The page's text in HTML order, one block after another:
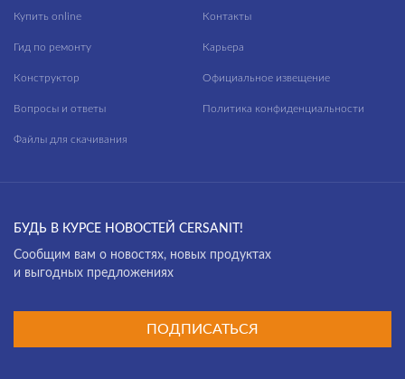
Купить online
Гид по ремонту
Конструктор
Вопросы и ответы
Файлы для скачивания
Контакты
Карьера
Официальное извещение
Политика конфиденциальности
БУДЬ В КУРСЕ НОВОСТЕЙ CERSANIT!
Cообщим вам о новостях, новых продуктах
и выгодных предложениях
ПОДПИСАТЬСЯ